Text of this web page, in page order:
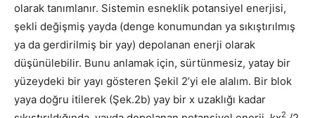
olarak tanımlanır. Sistemin esneklik potansiyel enerjisi,
şekli değişmiş yayda (denge konumundan ya sıkıştırılmış
ya da gerdirilmiş bir yay) depolanan enerji olarak
düşünülebilir. Bunu anlamak için, sürtünmesiz, yatay bir
yüzeydeki bir yayı gösteren Şekil 2’yi ele alalım. Bir blok
yaya doğru itilerek (Şek.2b) yay bir x uzaklığı kadar
2